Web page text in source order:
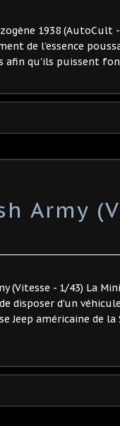
1938 (AutoCult
de l'essence
qu'ils puissent
Army
(Vitesse - 1/43) La
disposer d'un
américaine de la